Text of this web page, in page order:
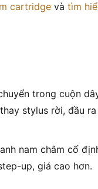
cartridge và tìm
trong cuộn
stylus rời, đầu ra
nam châm cố
up, giá cao hơn.